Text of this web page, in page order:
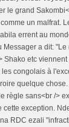
le grand
un malfrat.
errent au
Messager a dit:
Shako etc
congolais à
quelque chose.
règle sans<br />
cette exception.
RDC ezali